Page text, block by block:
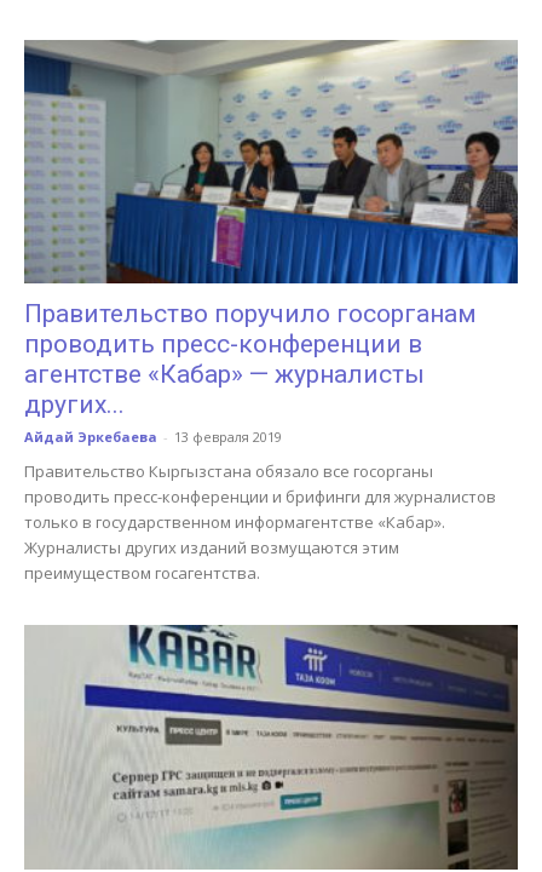
Правительство поручило госорганам
проводить пресс-конференции в
агентстве «Кабар» — журналисты
других...
Айдай Эркебаева - 13 февраля 2019
Правительство Кыргызстана обязало все госорганы
проводить пресс-конференции и брифинги для журналистов
только в государственном информагентстве «Кабар».
Журналисты других изданий возмущаются этим
преимуществом госагентства.